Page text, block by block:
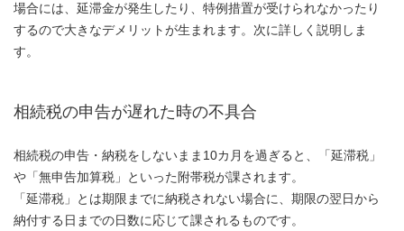
場合には、延滞金が発生したり、特例措置が受けられなかったり
するので大きなデメリットが生まれます。次に詳しく説明しま
す。
相続税の申告が遅れた時の不具合
相続税の申告・納税をしないまま10カ月を過ぎると、「延滞税」
や「無申告加算税」といった附帯税が課されます。
「延滞税」とは期限までに納税されない場合に、期限の翌日から
納付する日までの日数に応じて課されるものです。